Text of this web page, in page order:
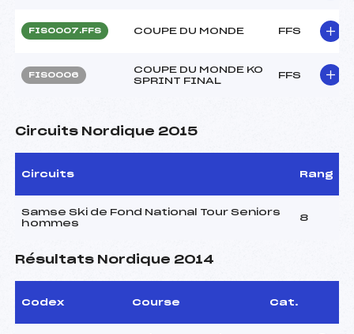
FIS0007.FFS COUPE DU MONDE FFS
FIS0006
COUPE DU MONDE KO
SPRINT FINAL
FFS
Circuits Nordique 2015
Circuits Rang
Samse Ski de Fond National Tour Seniors
hommes
8
Résultats Nordique 2014
Codex Course Cat.